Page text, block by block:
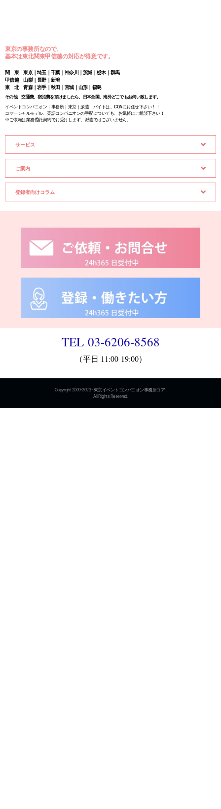
東京の事務所なので、
基本は東北関東甲信越の対応が得意です。
関 東 東京｜埼玉｜千葉｜神奈川｜茨城｜栃木｜群馬
甲信越 山梨｜長野｜新潟
東 北 青森｜岩手｜秋田｜宮城｜山形｜福島
その他 交通費、宿泊費を頂けましたら、日本全国、海外どこでもお伺い致します。
イベントコンパニオン｜事務所｜東京｜派遣｜バイトは、COAにお任せ下さい！！
コマーシャルモデル、英語コンパニオンの手配についても、お気軽にご相談下さい！
※ご依頼は業務委託契約でお受けします。派遣ではございません。
サービス
ご案内
登録者向けコラム
TEL 03-6206-8568
（平日 11:00-19:00）
Copyright 2009-2023 - 東京イベントコンパニオン事務所コア .
All Rights Reserved.